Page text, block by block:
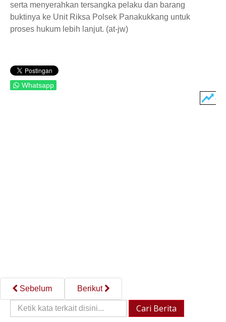
serta menyerahkan tersangka pelaku dan barang
buktinya ke Unit Riksa Polsek Panakukkang untuk
proses hukum lebih lanjut. (at-jw)
Whatsapp
Sebelum
Berikut
Cari
Berita::
Cari Berita